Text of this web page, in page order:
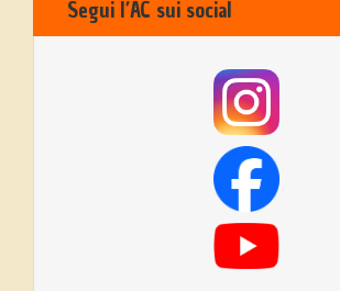
Segui l’AC sui social